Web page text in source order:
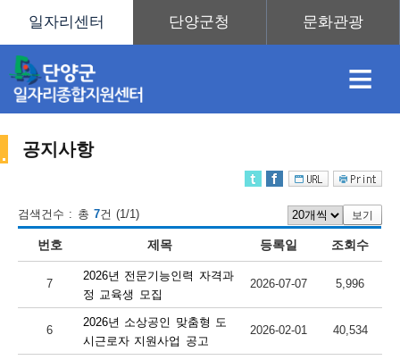
≡
용
정
재
정
업
훈
업
도
터
안
공지사항
검색건수 : 총 7건 (1/1) 보기
번호 제목 등록일 조회수
7
2026년 전문기능인력 자격과
정 교육생 모집
2026-07-07 5,996
6
2026년 소상공인 맞춤형 도
시근로자 지원사업 공고
2026-02-01 40,534
센